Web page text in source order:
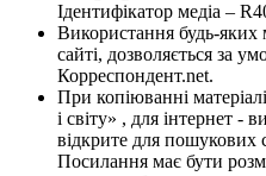
Ідентифікатор медіа –
Використання будь-яких
сайті, дозволяється за
Корреспондент.net.
При копіюванні
і світу» , для інтернет -
відкрите для пошукових
Посилання має бути